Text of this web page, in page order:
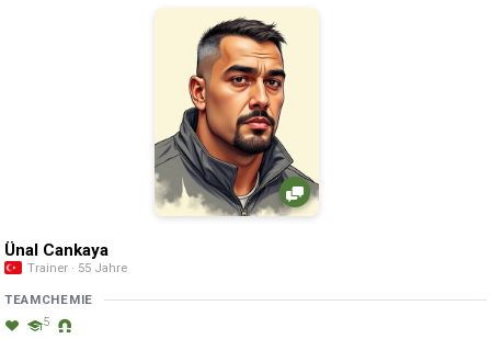
Ünal Cankaya
Trainer · 55 Jahre
TEAMCHEMIE
5